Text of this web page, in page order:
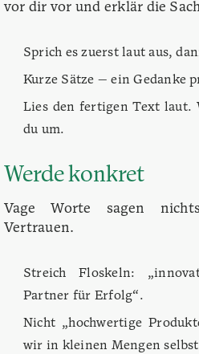
vor dir vor und erklär die
Sprich es zuerst laut aus,
Kurze Sätze — ein Gedanke
Lies den fertigen Text laut.
du um.
Werde konkret
Vage Worte sagen
Vertrauen.
Streich Floskeln:
Partner für Erfolg“.
Nicht „hochwertige
wir in kleinen Mengen